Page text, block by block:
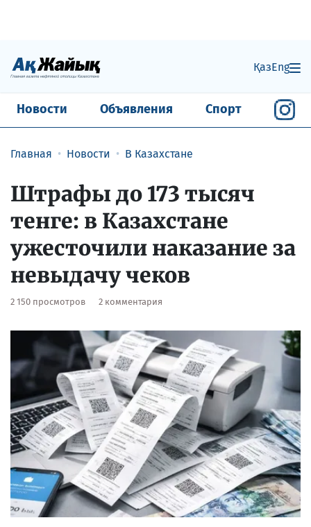
ҚазEng
Новости Объявления Спорт
Главная Новости В Казахстане
Штрафы до 173 тысяч
тенге: в Казахстане
ужесточили наказание за
невыдачу чеков
2 150 просмотров 2 комментария